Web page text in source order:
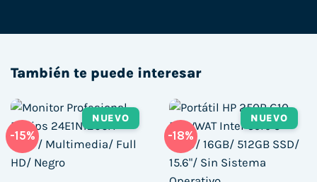
También te puede interesar
-15%
NUEVO
-18%
NUEVO